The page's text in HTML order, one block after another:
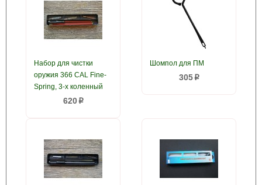
Набор для чистки
оружия 366 CAL Fine-
Spring, 3-х коленный
620p
Шомпол для ПМ
305p